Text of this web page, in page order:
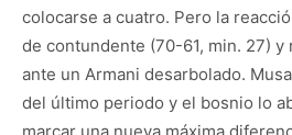
colocarse a cuatro. Pero la
de contundente (70-61, min. 27)
ante un Armani desarbolado.
del último periodo y el bosnio lo